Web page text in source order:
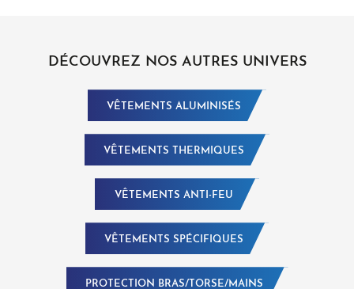
DÉCOUVREZ NOS AUTRES UNIVERS
VÊTEMENTS ALUMINISÉS
VÊTEMENTS THERMIQUES
VÊTEMENTS ANTI-FEU
VÊTEMENTS SPÉCIFIQUES
PROTECTION BRAS/TORSE/MAINS